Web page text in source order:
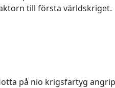
till första världskriget.
på nio krigsfartyg